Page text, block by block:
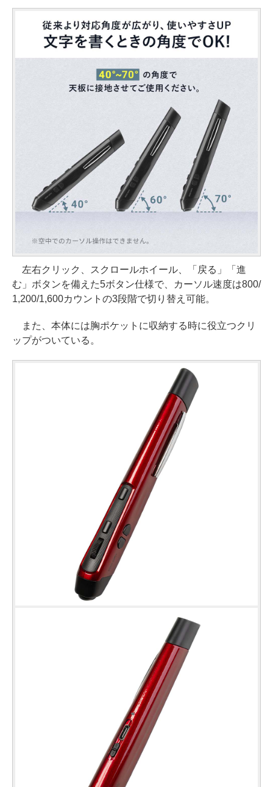
左右クリック、スクロールホイール、「戻る」「進
む」ボタンを備えた5ボタン仕様で、カーソル速度は800/
1,200/1,600カウントの3段階で切り替え可能。
また、本体には胸ポケットに収納する時に役立つクリ
ップがついている。